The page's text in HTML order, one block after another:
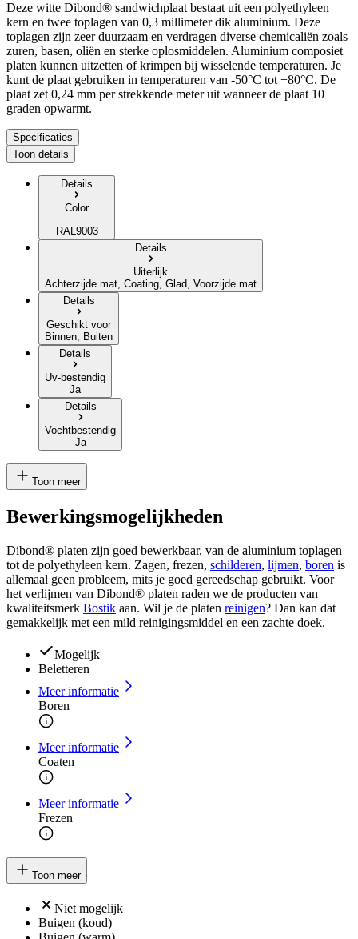
Deze witte Dibond® sandwichplaat bestaat uit een polyethyleen
kern en twee toplagen van 0,3 millimeter dik aluminium. Deze
toplagen zijn zeer duurzaam en verdragen diverse chemicaliën zoals
zuren, basen, oliën en sterke oplosmiddelen. Aluminium composiet
platen kunnen uitzetten of krimpen bij wisselende temperaturen. Je
kunt de plaat gebruiken in temperaturen van -50°C tot +80°C. De
plaat zet 0,24 mm per strekkende meter uit wanneer de plaat 10
graden opwarmt.
Specificaties
Toon details
Details
Color
RAL9003
Details
Uiterlijk
Achterzijde mat, Coating, Glad, Voorzijde mat
Details
Geschikt voor
Binnen, Buiten
Details
Uv-bestendig
Ja
Details
Vochtbestendig
Ja
Toon meer
Bewerkingsmogelijkheden
Dibond® platen zijn goed bewerkbaar, van de aluminium toplagen
tot de polyethyleen kern. Zagen, frezen, schilderen, lijmen, boren is
allemaal geen probleem, mits je goed gereedschap gebruikt. Voor
het verlijmen van Dibond® platen raden we de producten van
kwaliteitsmerk Bostik aan. Wil je de platen reinigen? Dan kan dat
gemakkelijk met een mild reinigingsmiddel en een zachte doek.
Mogelijk
Beletteren
Meer informatie
Boren
Meer informatie
Coaten
Meer informatie
Frezen
Toon meer
Niet mogelijk
Buigen (koud)